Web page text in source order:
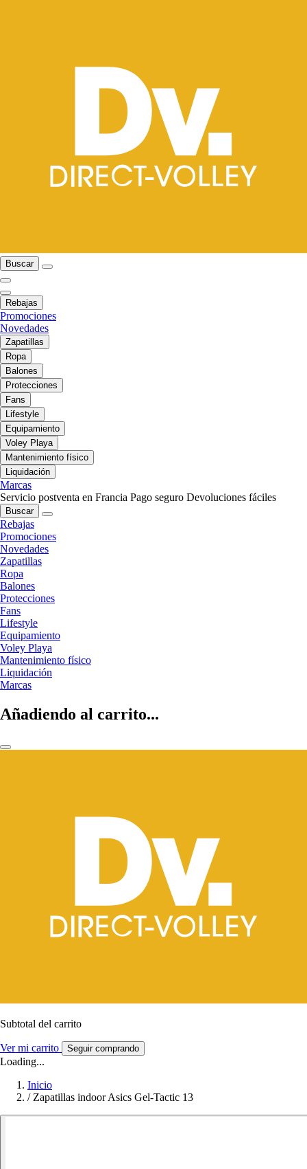
Buscar
Rebajas
Promociones
Novedades
Zapatillas
Ropa
Balones
Protecciones
Fans
Lifestyle
Equipamiento
Voley Playa
Mantenimiento físico
Liquidación
Marcas
Servicio postventa en Francia Pago seguro Devoluciones fáciles
Buscar
Rebajas
Promociones
Novedades
Zapatillas
Ropa
Balones
Protecciones
Fans
Lifestyle
Equipamiento
Voley Playa
Mantenimiento físico
Liquidación
Marcas
Añadiendo al carrito...
Subtotal del carrito
Ver mi carrito Seguir comprando
Loading...
Inicio
/ Zapatillas indoor Asics Gel-Tactic 13